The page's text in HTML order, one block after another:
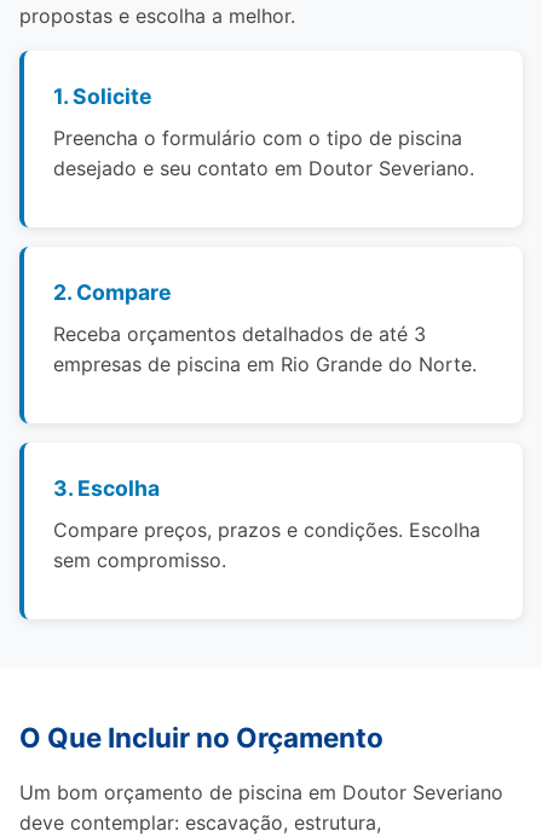
propostas e escolha a melhor.
1. Solicite
Preencha o formulário com o tipo de piscina
desejado e seu contato em Doutor Severiano.
2. Compare
Receba orçamentos detalhados de até 3
empresas de piscina em Rio Grande do Norte.
3. Escolha
Compare preços, prazos e condições. Escolha
sem compromisso.
O Que Incluir no Orçamento
Um bom orçamento de piscina em Doutor Severiano
deve contemplar: escavação, estrutura,